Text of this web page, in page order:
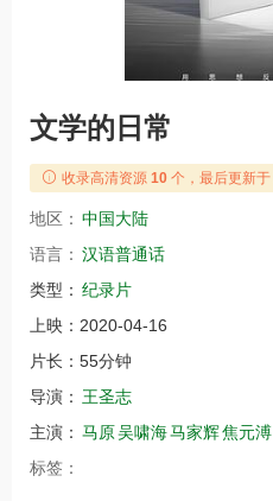
文学的日常
收录高清资源 10 个，最后更新于
地区： 中国大陆
语言： 汉语普通话
类型： 纪录片
上映： 2020-04-16
片长： 55分钟
导演： 王圣志
主演： 马原吴啸海马家辉焦元溥
标签：